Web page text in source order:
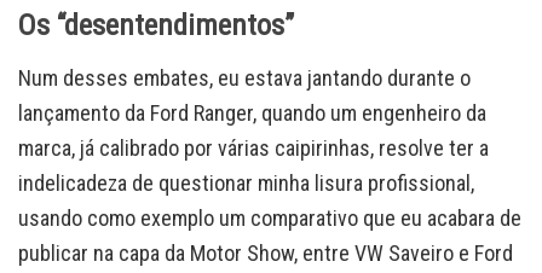
Os “desentendimentos”
Num desses embates, eu estava jantando durante o
lançamento da Ford Ranger, quando um engenheiro da
marca, já calibrado por várias caipirinhas, resolve ter a
indelicadeza de questionar minha lisura profissional,
usando como exemplo um comparativo que eu acabara de
publicar na capa da Motor Show, entre VW Saveiro e Ford